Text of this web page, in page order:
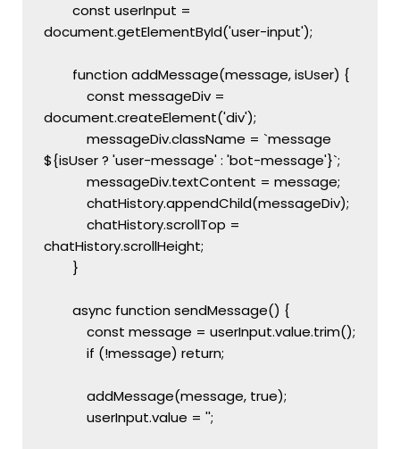
document.getElementById('user-input');
        function addMessage(message, isUser) {
document.createElement('div');
${isUser ? 'user-message' : 'bot-message'}`;
            messageDiv.textContent = message;
            chatHistory.appendChild(messageDiv);
chatHistory.scrollHeight;
        }
        async function sendMessage() {
            const message = userInput.value.trim();
            if (!message) return;
            addMessage(message, true);
            userInput.value = '';